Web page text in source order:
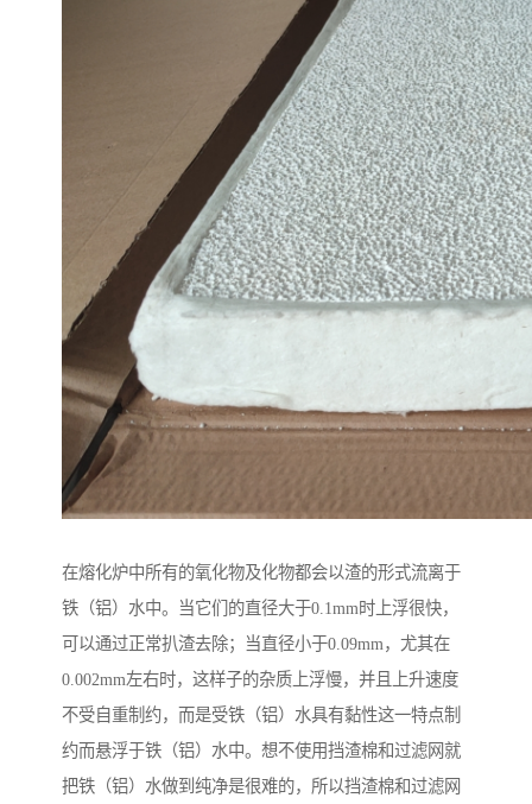
在熔化炉中所有的氧化物及化物都会以渣的形式流离于
铁（铝）水中。当它们的直径大于0.1mm时上浮很快，
可以通过正常扒渣去除；当直径小于0.09mm，尤其在
0.002mm左右时，这样子的杂质上浮慢，并且上升速度
不受自重制约，而是受铁（铝）水具有黏性这一特点制
约而悬浮于铁（铝）水中。想不使用挡渣棉和过滤网就
把铁（铝）水做到纯净是很难的，所以挡渣棉和过滤网